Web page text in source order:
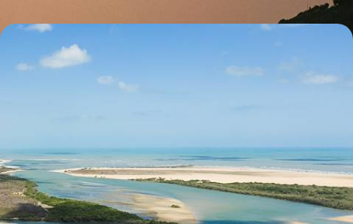
Plages, lagunes et dunes enjôleuses - La côte du
Nordeste en refuges de charme
Appréhender en un voyage la douceur et la beauté du Nordeste littoral,
1